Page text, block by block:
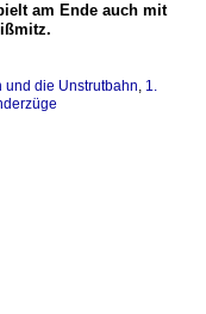
am Ende auch mit
und die Unstrutbahn, 1.